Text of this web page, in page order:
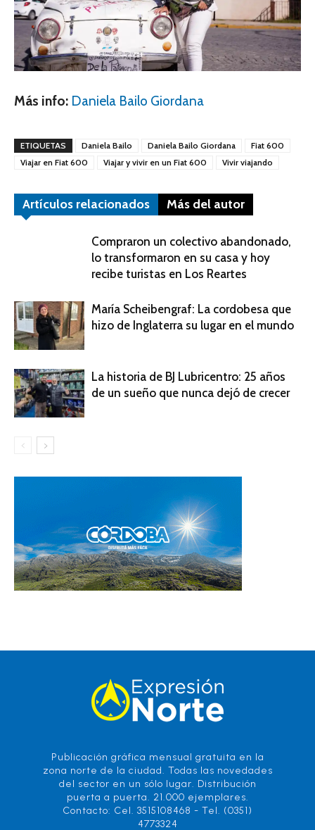
Más info: Daniela Bailo Giordana
ETIQUETAS Daniela Bailo Daniela Bailo Giordana
Fiat 600
Viajar en Fiat 600
Viajar y vivir en un Fiat 600 Vivir viajando
Artículos relacionados Más del autor
Compraron un colectivo abandonado,
lo transformaron en su casa y hoy
recibe turistas en Los Reartes
María Scheibengraf: La cordobesa que
hizo de Inglaterra su lugar en el mundo
La historia de BJ Lubricentro: 25 años
de un sueño que nunca dejó de crecer
Publicación gráfica mensual gratuita en la
zona norte de la ciudad. Todas las novedades
del sector en un sólo lugar. Distribución
puerta a puerta. 21.000 ejemplares.
Contacto: Cel. 3515108468 - Tel. (0351)
4773324